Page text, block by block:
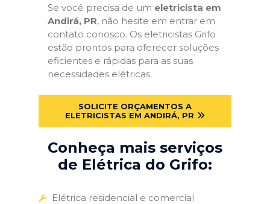
Se você precisa de um eletricista em
Andirá, PR, não hesite em entrar em
contato conosco. Os eletricistas Grifo
estão prontos para oferecer soluções
eficientes e rápidas para as suas
necessidades elétricas.
SOLICITE ORÇAMENTOS A
ELETRICISTAS EM ANDIRÁ, PR
Conheça mais serviços
de Elétrica do Grifo:
Elétrica residencial e comercial